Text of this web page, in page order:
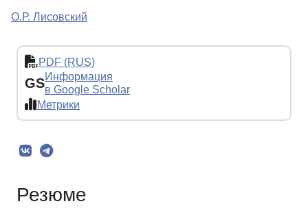
О.Р. Лисовский
PDF (RUS)
GSИнформация
в Google Scholar
Метрики
Резюме